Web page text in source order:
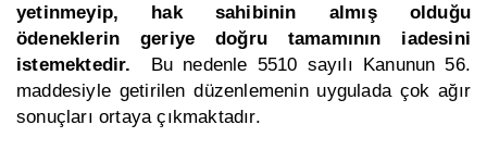
yetinmeyip, hak sahibinin almış olduğu
ödeneklerin geriye doğru tamamının iadesini
istemektedir.
Bu nedenle 5510 sayılı Kanunun 56.
maddesiyle getirilen düzenlemenin uygulada çok ağır
sonuçları ortaya çıkmaktadır.